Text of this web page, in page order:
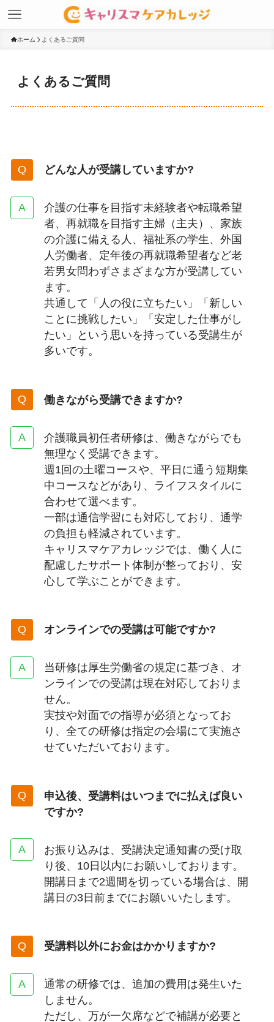
ホーム よくあるご質問
よくあるご質問
どんな人が受講していますか?
介護の仕事を目指す未経験者や転職希望
者、再就職を目指す主婦（主夫）、家族
の介護に備える人、福祉系の学生、外国
人労働者、定年後の再就職希望者など老
若男女問わずさまざまな方が受講してい
ます。
共通して「人の役に立ちたい」「新しい
ことに挑戦したい」「安定した仕事がし
たい」という思いを持っている受講生が
多いです。
働きながら受講できますか?
介護職員初任者研修は、働きながらでも
無理なく受講できます。
週1回の土曜コースや、平日に通う短期集
中コースなどがあり、ライフスタイルに
合わせて選べます。
一部は通信学習にも対応しており、通学
の負担も軽減されています。
キャリスマケアカレッジでは、働く人に
配慮したサポート体制が整っており、安
心して学ぶことができます。
オンラインでの受講は可能ですか?
当研修は厚生労働省の規定に基づき、オ
ンラインでの受講は現在対応しておりま
せん。
実技や対面での指導が必須となってお
り、全ての研修は指定の会場にて実施さ
せていただいております。
申込後、受講料はいつまでに払えば良い
ですか?
お振り込みは、受講決定通知書の受け取
り後、10日以内にお願いしております。
開講日まで2週間を切っている場合は、開
講日の3日前までにお願いいたします。
受講料以外にお金はかかりますか?
通常の研修では、追加の費用は発生いた
しません。
ただし、万が一欠席などで補講が必要と